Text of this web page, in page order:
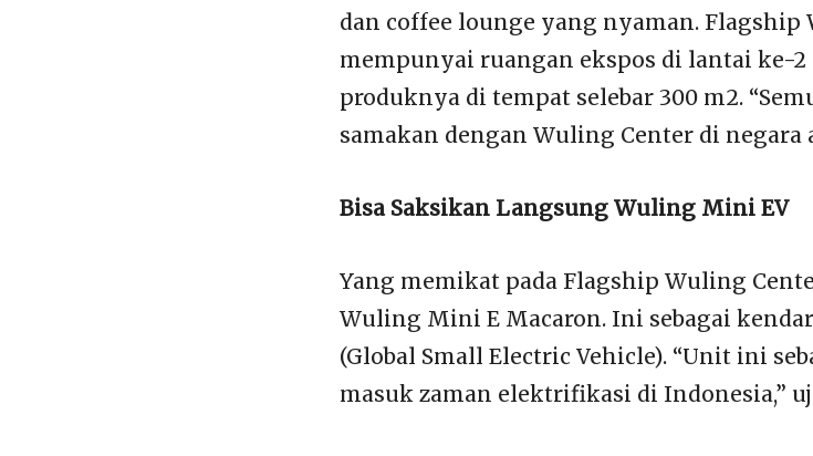
dan coffee lounge yang nyaman. Flagship
mempunyai ruangan ekspos di lantai ke-
produknya di tempat selebar 300 m2.
samakan dengan Wuling Center di negara
Bisa Saksikan Langsung Wuling Mini EV
Yang memikat pada Flagship Wuling
Wuling Mini E Macaron. Ini sebagai
(Global Small Electric Vehicle). “Unit ini
masuk zaman elektrifikasi di Indonesia,”